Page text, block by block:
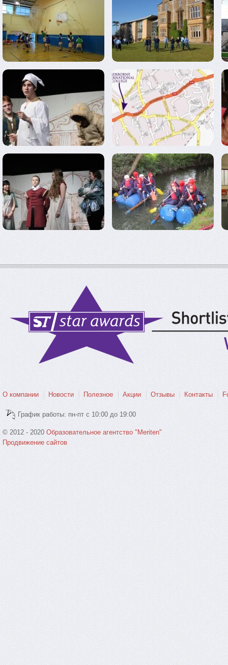
О компании Новости Полезное Акции Отзывы Контакты
График работы: пн-пт с 10:00 до 19:00
© 2012 - 2020 Образовательное агентство "Meriten"
Продвижение сайтов